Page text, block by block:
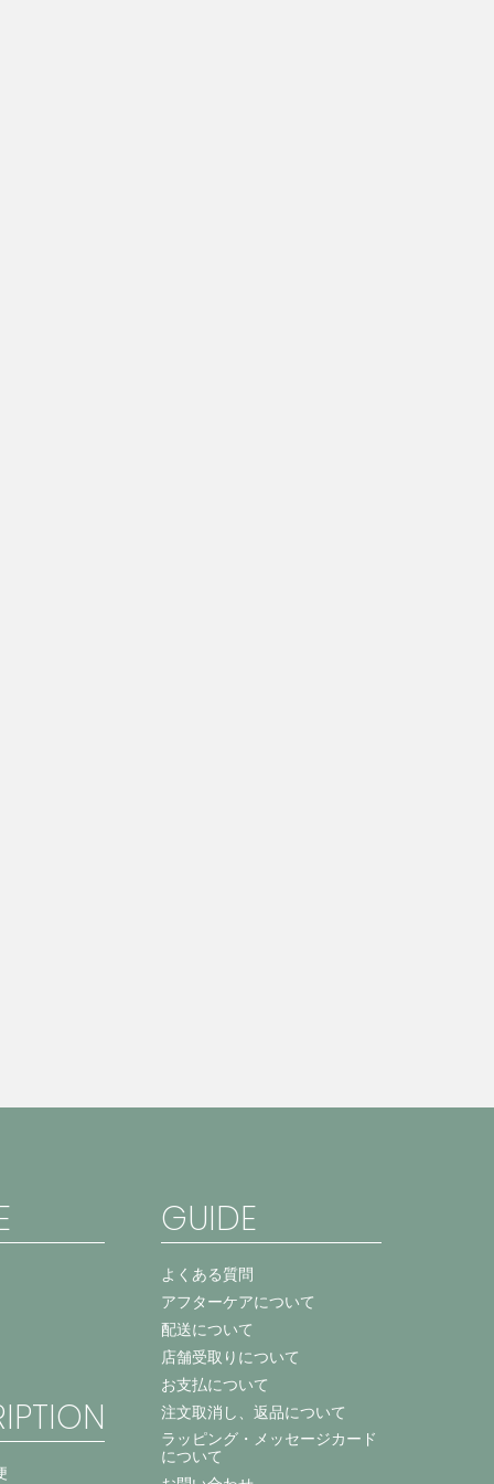
GUIDE
よくある質問
アフターケアについて
配送について
店舗受取りについて
お支払について
注文取消し、返品について
ラッピング・メッセージカード
について